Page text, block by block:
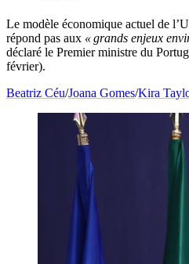
Le modèle économique actuel de
répond pas aux « grands enjeux
déclaré le Premier ministre du
février).
Beatriz Céu/Joana Gomes/Kira